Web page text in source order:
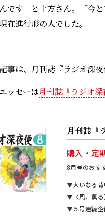
です」と土方さん。「今
在進行形の人でした。
事は、月刊誌『ラジオ深夜
ッセーは月刊誌『ラジオ深
月刊誌『
購入・定
8月号のおす
▼大いなる背
▼〈風、薫る
▼５号連続企